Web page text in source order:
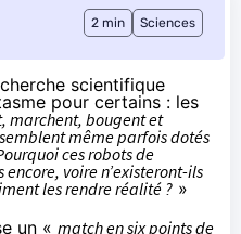
2 min Sciences
scientifique
pour certains : les
marchent, bougent et
même parfois dotés
ces robots de
voire n’existeront-ils
les rendre réalité ? »
un « match en six points de